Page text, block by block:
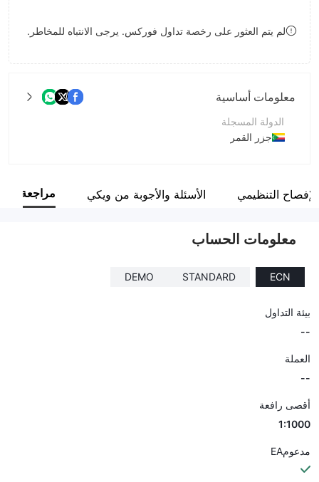
8
لم يتم العثور على رخصة تداول فوركس. يرجى الانتباه للمخاطر.
معلومات أساسية
الدولة المسجلة
جزر القمر
اسم الشركة
الإفصاح التنظيمي الأسئلة والأجوبة من ويكي مراجعة
معلومات الحساب
ECN
STANDARD
DEMO
بيئة التداول
--
العملة
--
أقصى رافعة
1:1000
مدعومEA